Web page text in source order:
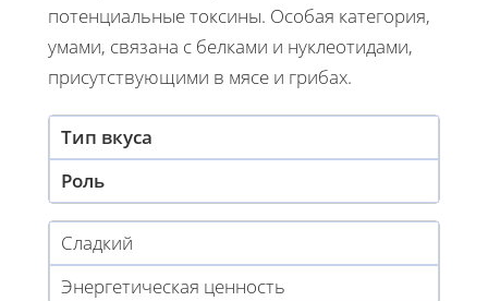
потенциальные токсины. Особая категория,
умами, связана с белками и нуклеотидами,
присутствующими в мясе и грибах.
Тип вкуса
Роль
Сладкий
Энергетическая ценность